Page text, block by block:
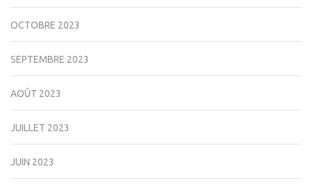
OCTOBRE 2023
SEPTEMBRE 2023
AOÛT 2023
JUILLET 2023
JUIN 2023